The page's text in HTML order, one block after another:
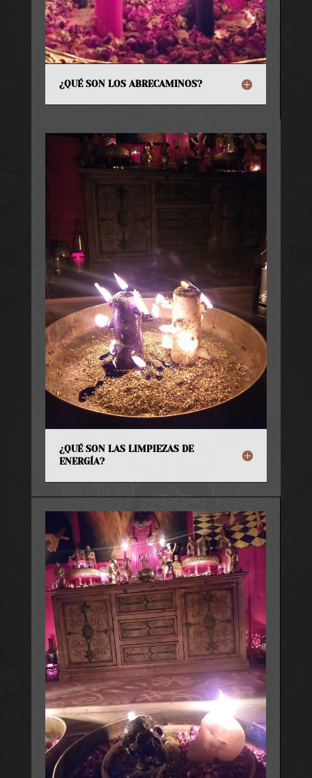
¿QUÉ SON LOS ABRECAMINOS?
¿QUÉ SON LAS LIMPIEZAS DE
ENERGÍA?